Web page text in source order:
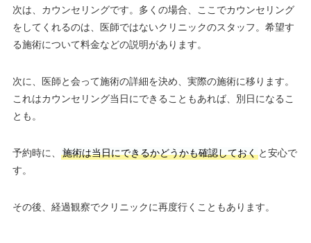
次は、カウンセリングです。多くの場合、ここでカウンセリング
をしてくれるのは、医師ではないクリニックのスタッフ。希望す
る施術について料金などの説明があります。
次に、医師と会って施術の詳細を決め、実際の施術に移ります。
これはカウンセリング当日にできることもあれば、別日になるこ
とも。
予約時に、 施術は当日にできるかどうかも確認しておくと安心で
す。
その後、経過観察でクリニックに再度行くこともあります。